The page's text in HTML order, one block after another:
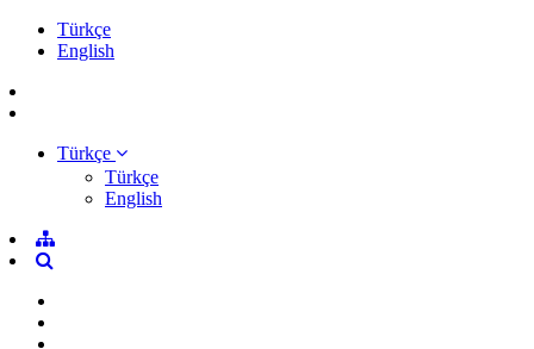
Türkçe
English
Türkçe
Türkçe
English